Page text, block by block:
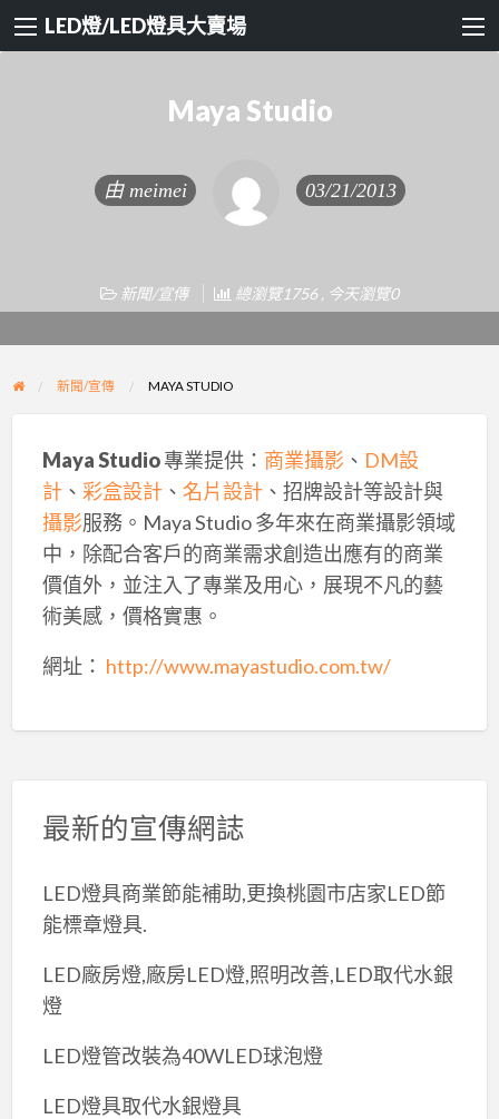
LED燈/LED燈具大賣場
Maya Studio
由 meimei 03/21/2013
新聞/宣傳 總瀏覽1756 , 今天瀏覽0
新聞/宣傳 MAYA STUDIO
Maya Studio專業提供： 商業攝影 、 DM設
計、 彩盒設計、 名片設計、招牌設計等設計與
攝影服務。Maya Studio 多年來在商業攝影領域
中，除配合客戶的商業需求創造出應有的商業
價值外，並注入了專業及用心，展現不凡的藝
術美感，價格實惠。
網址： http://www.mayastudio.com.tw/
最新的宣傳網誌
LED燈具商業節能補助,更換桃園市店家LED節
能標章燈具.
LED廠房燈,廠房LED燈,照明改善,LED取代水銀
燈
LED燈管改裝為40WLED球泡燈
LED燈具取代水銀燈具